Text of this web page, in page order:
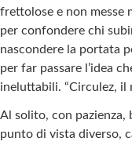
frettolose e non messe
per confondere chi
nascondere la portata
per far passare l’idea
ineluttabili. “Circulez, il
Al solito, con pazienza,
punto di vista diverso,